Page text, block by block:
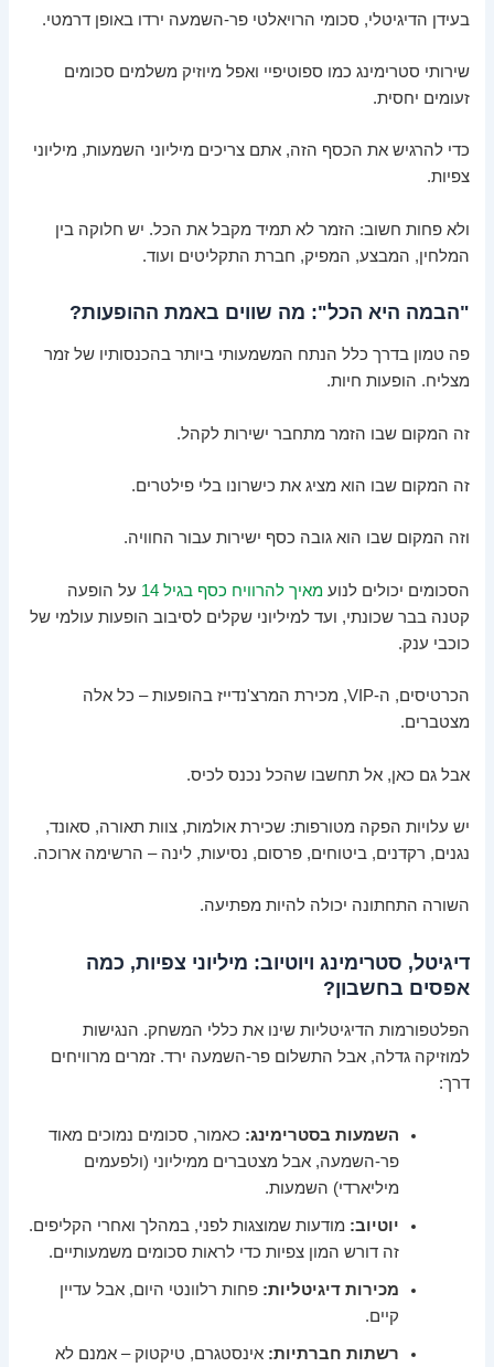
בעידן הדיגיטלי, סכומי הרויאלטי פר-השמעה ירדו באופן דרמטי.
שירותי סטרימינג כמו ספוטיפיי ואפל מיוזיק משלמים סכומים
זעומים יחסית.
כדי להרגיש את הכסף הזה, אתם צריכים מיליוני השמעות, מיליוני
צפיות.
ולא פחות חשוב: הזמר לא תמיד מקבל את הכל. יש חלוקה בין
המלחין, המבצע, המפיק, חברת התקליטים ועוד.
"הבמה היא הכל": מה שווים באמת ההופעות?
פה טמון בדרך כלל הנתח המשמעותי ביותר בהכנסותיו של זמר
מצליח. הופעות חיות.
זה המקום שבו הזמר מתחבר ישירות לקהל.
זה המקום שבו הוא מציג את כישרונו בלי פילטרים.
וזה המקום שבו הוא גובה כסף ישירות עבור החוויה.
הסכומים יכולים לנועמאיך להרוויח כסף בגיל 14
על הופעה
קטנה בבר שכונתי, ועד למיליוני שקלים לסיבוב הופעות עולמי של
כוכבי ענק.
הכרטיסים, ה-VIP, מכירת המרצ'נדייז בהופעות – כל אלה
מצטברים.
אבל גם כאן, אל תחשבו שהכל נכנס לכיס.
יש עלויות הפקה מטורפות: שכירת אולמות, צוות תאורה, סאונד,
נגנים, רקדנים, ביטוחים, פרסום, נסיעות, לינה – הרשימה ארוכה.
השורה התחתונה יכולה להיות מפתיעה.
דיגיטל, סטרימינג ויוטיוב: מיליוני צפיות, כמה
אפסים בחשבון?
הפלטפורמות הדיגיטליות שינו את כללי המשחק. הנגישות
למוזיקה גדלה, אבל התשלום פר-השמעה ירד. זמרים מרוויחים
דרך:
השמעות בסטרימינג: כאמור, סכומים נמוכים מאוד
פר-השמעה, אבל מצטברים ממיליוני (ולפעמים
מיליארדי) השמעות.
יוטיוב: מודעות שמוצגות לפני, במהלך ואחרי הקליפים.
זה דורש המון צפיות כדי לראות סכומים משמעותיים.
מכירות דיגיטליות: פחות רלוונטי היום, אבל עדיין
קיים.
רשתות חברתיות: אינסטגרם, טיקטוק – אמנם לא